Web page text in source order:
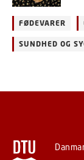
FØDEVARER
SUNDHED OG